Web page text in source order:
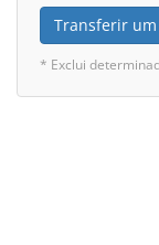
Transferir
* Exclui